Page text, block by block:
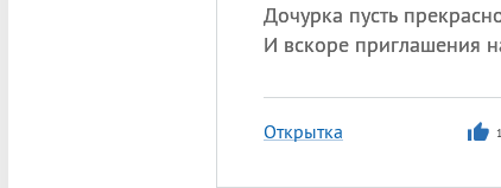
Дочурка пусть
И вскоре приглашения
Открытка